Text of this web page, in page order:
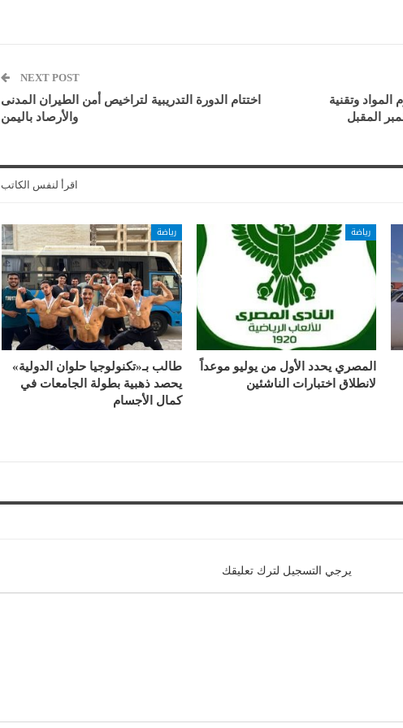
المواد وتقنية
NEXT POST
اختتام الدورة التدريبية لتراخيص أمن الطيران المدنى
والأرصاد باليمن
اقرأ لنفس الكاتب
رياضة
المصري يحدد الأول من يوليو موعداً
لانطلاق اختبارات الناشئين
رياضة
طالب بـ«تكنولوجيا حلوان الدولية»
يحصد ذهبية بطولة الجامعات في
كمال الأجسام
يرجي التسجيل لترك تعليقك